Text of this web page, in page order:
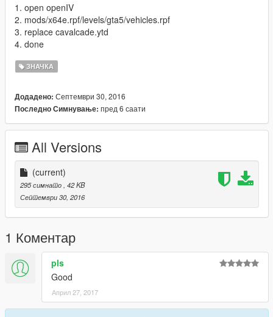
1. open openIV
2. mods/x64e.rpf/levels/gta5/vehicles.rpf
3. replace cavalcade.ytd
4. done
ЗНАЧКА
Додадено: Септември 30, 2016
Последно Симнување: пред 6 саати
All Versions
(current)
295 симнато , 42 KB
Септември 30, 2016
1 Коментар
pls
Good
Април 27, 2017